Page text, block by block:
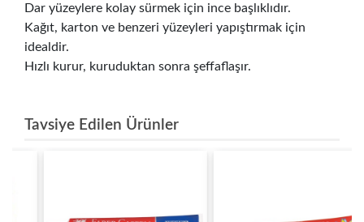
Dar yüzeylere kolay sürmek için ince başlıklıdır.
Kağıt, karton ve benzeri yüzeyleri yapıştırmak için
idealdir.
Hızlı kurur, kuruduktan sonra şeffaflaşır.
Tavsiye Edilen Ürünler